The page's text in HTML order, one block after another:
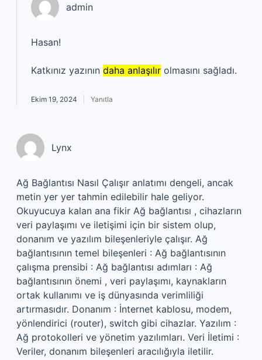
admin
Hasan!
Katkınız yazının daha anlaşılır olmasını sağladı.
Ekim 19, 2024 Yanıtla
Lynx
Ağ Bağlantısı Nasıl Çalışır anlatımı dengeli, ancak
metin yer yer tahmin edilebilir hale geliyor.
Okuyucuya kalan ana fikir Ağ bağlantısı , cihazların
veri paylaşımı ve iletişimi için bir sistem olup,
donanım ve yazılım bileşenleriyle çalışır. Ağ
bağlantısının temel bileşenleri : Ağ bağlantısının
çalışma prensibi : Ağ bağlantısı adımları : Ağ
bağlantısının önemi , veri paylaşımı, kaynakların
ortak kullanımı ve iş dünyasında verimliliği
artırmasıdır. Donanım : İnternet kablosu, modem,
yönlendirici (router), switch gibi cihazlar. Yazılım :
Ağ protokolleri ve yönetim yazılımları. Veri İletimi :
Veriler, donanım bileşenleri aracılığıyla iletilir.